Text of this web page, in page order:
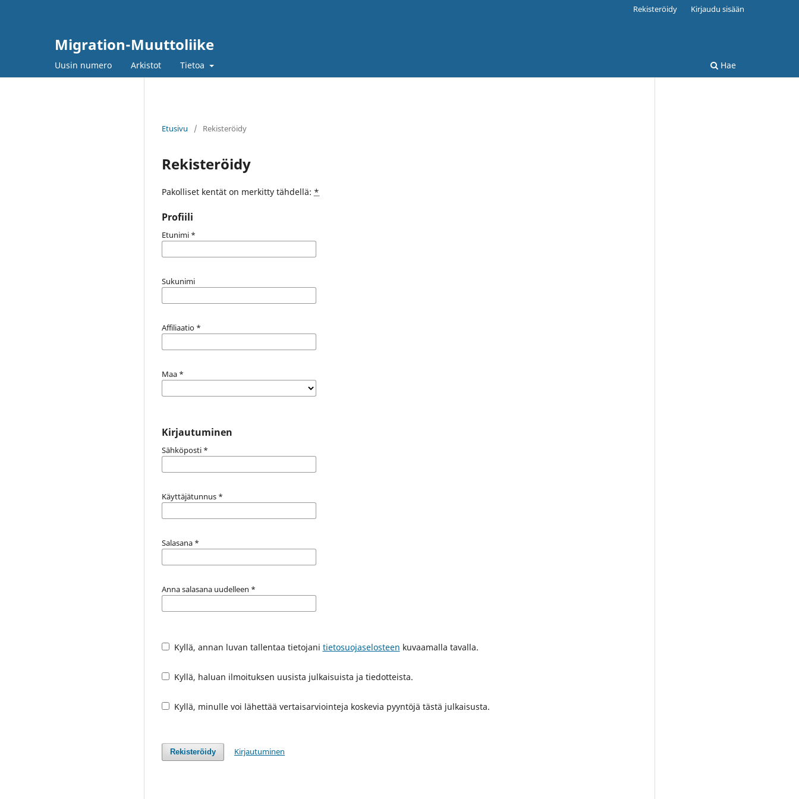
Migration-Muuttoliike
Uusin numero Arkistot Tietoa Hae
Rekisteröidy Kirjaudu sisään
Etusivu / Rekisteröidy
Rekisteröidy
Pakolliset kentät on merkitty tähdellä: *
Profiili
Etunimi *
Sukunimi
Affiliaatio *
Maa *
Kirjautuminen
Sähköposti *
Käyttäjätunnus *
Salasana *
Anna salasana uudelleen *
Kyllä, annan luvan tallentaa tietojani tietosuojaselosteen kuvaamalla tavalla.
Kyllä, haluan ilmoituksen uusista julkaisuista ja tiedotteista.
Kyllä, minulle voi lähettää vertaisarviointeja koskevia pyyntöjä tästä julkaisusta.
Rekisteröidy Kirjautuminen